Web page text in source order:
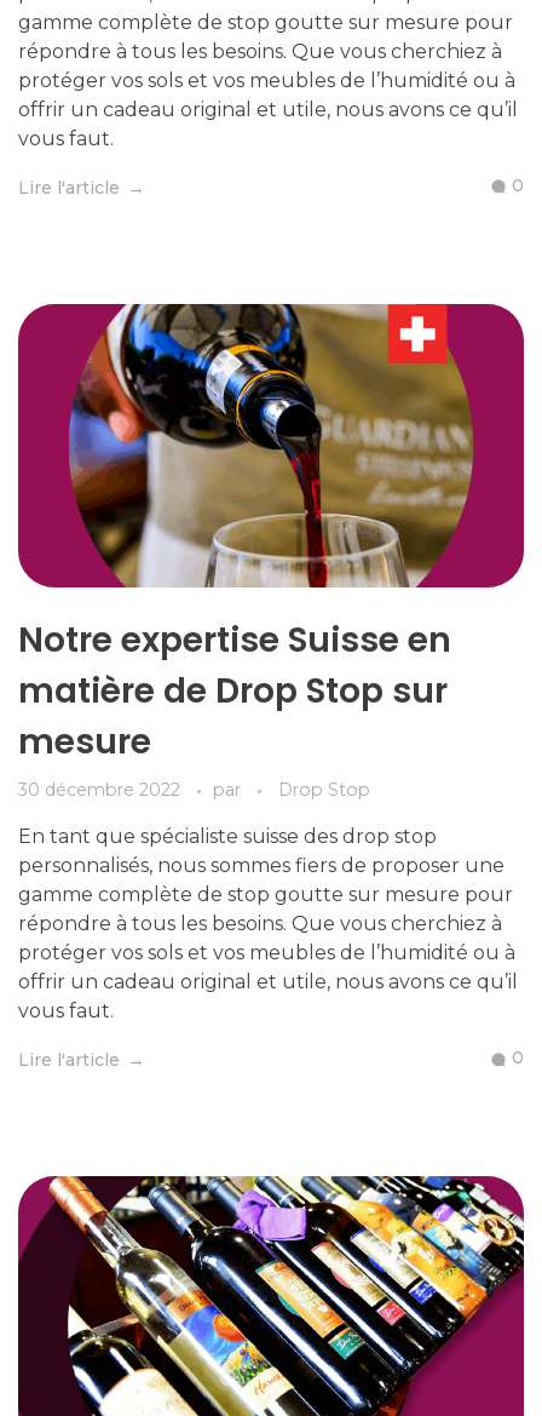
gamme complète de stop goutte sur mesure pour
répondre à tous les besoins. Que vous cherchiez à
protéger vos sols et vos meubles de l’humidité ou à
offrir un cadeau original et utile, nous avons ce qu’il
vous faut.
Lire l'article 0
Notre expertise Suisse en
matière de Drop Stop sur
mesure
30 décembre 2022 par Drop Stop
En tant que spécialiste suisse des drop stop
personnalisés, nous sommes fiers de proposer une
gamme complète de stop goutte sur mesure pour
répondre à tous les besoins. Que vous cherchiez à
protéger vos sols et vos meubles de l’humidité ou à
offrir un cadeau original et utile, nous avons ce qu’il
vous faut.
Lire l'article 0